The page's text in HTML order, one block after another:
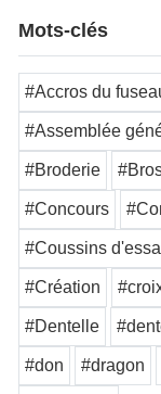
Mots-clés
#Accros du
#Assemblée
#Broderie
#Concours
#Coussins
#Création
#Dentelle
#don #dragon